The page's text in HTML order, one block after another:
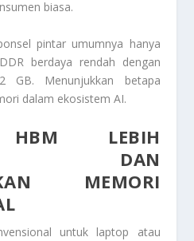
biasa.
pintar umumnya hanya
berdaya rendah dengan
GB. Menunjukkan betapa
dalam ekosistem AI.
HBM LEBIH
DAN
MEMORI
untuk laptop atau